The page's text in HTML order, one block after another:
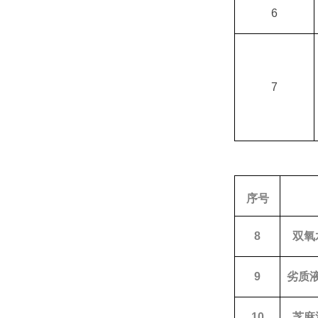
6
7
序号
8 双氧
9 劣质